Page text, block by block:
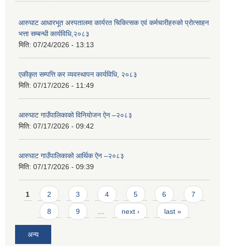
आरुघाट आधारभूत अस्पतालमा कार्यरत चिकित्सक एवं कर्मचारीहरुको प्रोत्साहन
भत्ता सम्बन्धी कार्यविधि,२०८३
मिति: 07/24/2026 - 13:13
एकीकृत सम्पत्ति कर व्यवस्थापन कार्यविधि, २०८३
मिति: 07/17/2026 - 11:49
आरुघाट गाउँपालिकाको विनियोजन ऐन –२०८३
मिति: 07/17/2026 - 09:42
आरुघाट गाउँपालिकाको आर्थिक ऐन –२०८३
मिति: 07/17/2026 - 09:39
Pages
1 2 3 4 5 6 7
8 9 next › last »
अन्य